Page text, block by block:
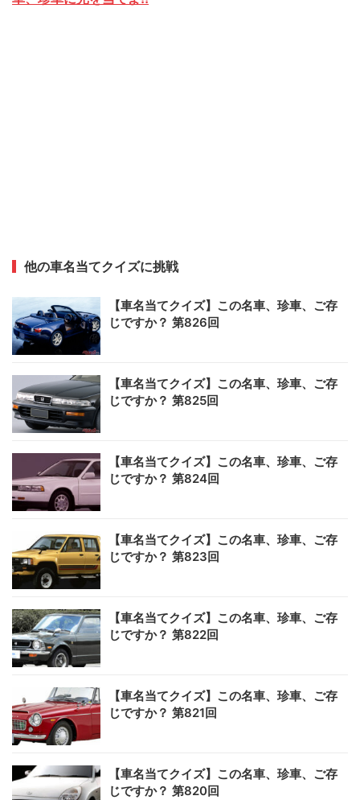
他の車名当てクイズに挑戦
【車名当てクイズ】この名車、珍車、ご存
じですか？ 第826回
【車名当てクイズ】この名車、珍車、ご存
じですか？ 第825回
【車名当てクイズ】この名車、珍車、ご存
じですか？ 第824回
【車名当てクイズ】この名車、珍車、ご存
じですか？ 第823回
【車名当てクイズ】この名車、珍車、ご存
じですか？ 第822回
【車名当てクイズ】この名車、珍車、ご存
じですか？ 第821回
【車名当てクイズ】この名車、珍車、ご存
じですか？ 第820回